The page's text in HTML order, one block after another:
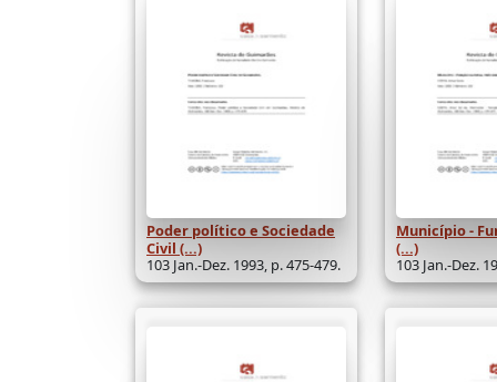
Poder político e Sociedade
Civil (...)
103 Jan.-Dez. 1993, p. 475-479.
Município -
(...)
103 Jan.-Dez.